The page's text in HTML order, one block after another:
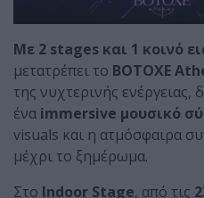
Με 2 stages και 1 κοινό
μετατρέπει το BOTOXE
της νυχτερινής ενέργειας,
ένα immersive μουσικό
visuals και η ατμόσφαιρα
μέχρι το ξημέρωμα.
Στο Indoor Stage, από τις